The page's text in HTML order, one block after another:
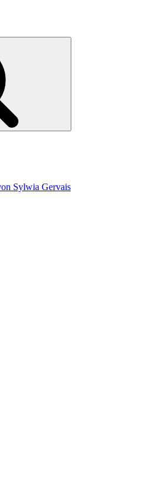
Sylwia Gervais